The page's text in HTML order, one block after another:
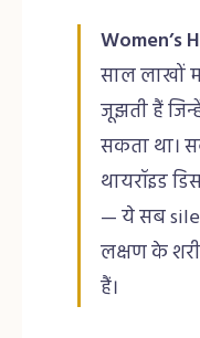
Women’s
साल लाखों
जूझती हैं
सकता था।
थायरॉइड
— ये सब
लक्षण के
हैं।